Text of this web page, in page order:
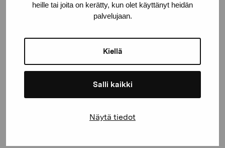
heille tai joita on kerätty, kun olet käyttänyt heidän
palvelujaan.
Kiellä
Salli kaikki
Näytä tiedot
Kustaa Vaasan katu 11
10600 Tammisaari
+358 (0)50 371 6339